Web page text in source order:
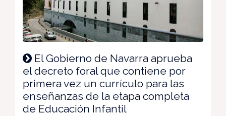
El Gobierno de Navarra aprueba
el decreto foral que contiene por
primera vez un currículo para las
enseñanzas de la etapa completa
de Educación Infantil